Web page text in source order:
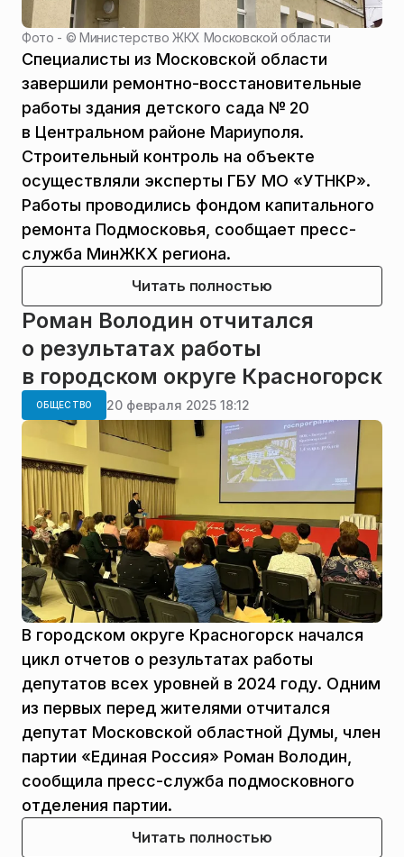
Фото - ©Министерство ЖКХ Московской области
Специалисты из Московской области
завершили ремонтно-восстановительные
работы здания детского сада № 20
в Центральном районе Мариуполя.
Строительный контроль на объекте
осуществляли эксперты ГБУ МО «УТНКР».
Работы проводились фондом капитального
ремонта Подмосковья, сообщает пресс-
служба МинЖКХ региона.
Читать полностью
Роман Володин отчитался
о результатах работы
в городском округе Красногорск
ОБЩЕСТВО 20 февраля 2025 18:12
В городском округе Красногорск начался
цикл отчетов о результатах работы
депутатов всех уровней в 2024 году. Одним
из первых перед жителями отчитался
депутат Московской областной Думы, член
партии «Единая Россия» Роман Володин,
сообщила пресс-служба подмосковного
отделения партии.
Читать полностью